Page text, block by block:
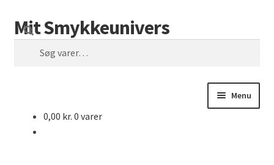
Spring
til
navigation
Spring
til
indhold
Mit Smykkeunivers
Søg
Menu
Månedens Tilbud
0,00 kr. 0 varer